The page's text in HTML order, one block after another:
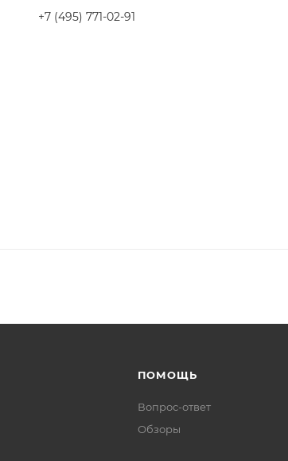
+7 (495) 771-02-91
ПОМОЩЬ
Вопрос-ответ
Обзоры